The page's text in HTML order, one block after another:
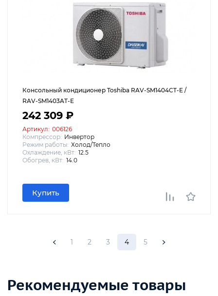
Консольный кондиционер Toshiba RAV-SM1404CT-E /
RAV-SM1403AT-E
242 309 ₽
Артикул: 006126
Компрессор: Инвертор
Режим работы: Холод/Тепло
Охлаждение, кВт: 12.5
Обогрев, кВт: 14.0
Купить
1 2 3 4 5
Рекомендуемые товары